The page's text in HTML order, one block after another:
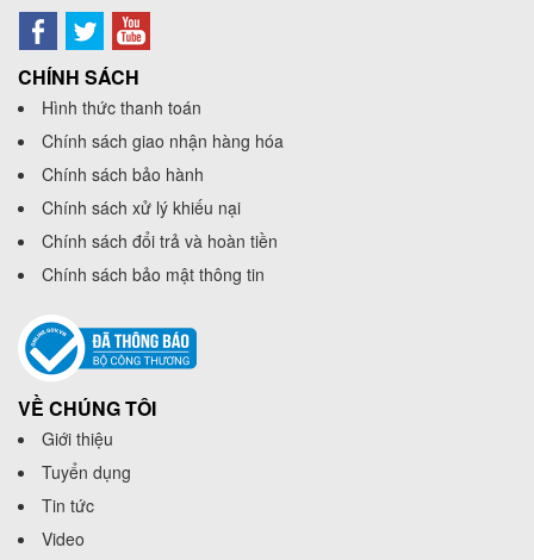
CHÍNH SÁCH
Hình thức thanh toán
Chính sách giao nhận hàng hóa
Chính sách bảo hành
Chính sách xử lý khiếu nại
Chính sách đổi trả và hoàn tiền
Chính sách bảo mật thông tin
VỀ CHÚNG TÔI
Giới thiệu
Tuyển dụng
Tin tức
Video